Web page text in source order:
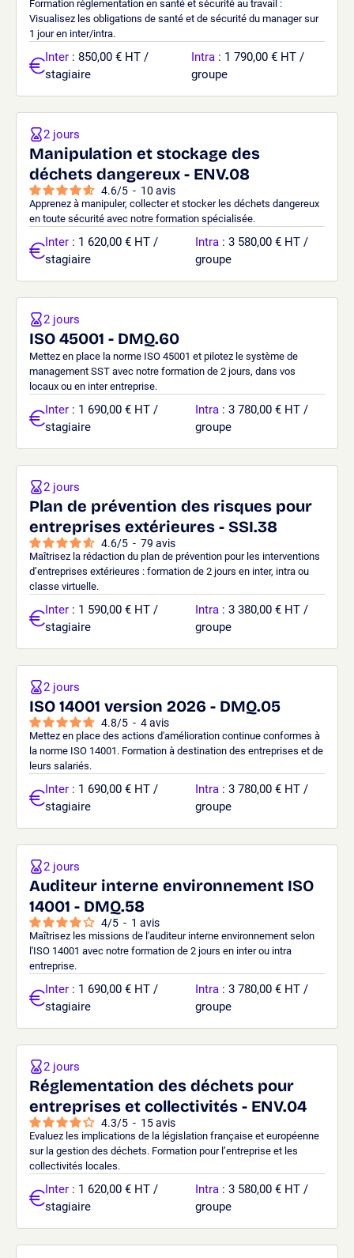
Formation réglementation en santé et sécurité au travail :
Visualisez les obligations de santé et de sécurité du manager sur
1 jour en inter/intra.
Inter : 850,00 € HT /
stagiaire
Intra : 1 790,00 € HT /
groupe
Manipulation et stockage des
déchets dangereux - ENV.08
4.6/5 - 10 avis
Apprenez à manipuler, collecter et stocker les déchets dangereux
en toute sécurité avec notre formation spécialisée.
2 jours
Inter : 1 620,00 € HT /
stagiaire
Intra : 3 580,00 € HT /
groupe
ISO 45001 - DMQ.60
Mettez en place la norme ISO 45001 et pilotez le système de
management SST avec notre formation de 2 jours, dans vos
locaux ou en inter entreprise.
2 jours
Inter : 1 690,00 € HT /
stagiaire
Intra : 3 780,00 € HT /
groupe
Plan de prévention des risques pour
entreprises extérieures - SSI.38
4.6/5 - 79 avis
Maîtrisez la rédaction du plan de prévention pour les interventions
d’entreprises extérieures : formation de 2 jours en inter, intra ou
classe virtuelle.
2 jours
Inter : 1 590,00 € HT /
stagiaire
Intra : 3 380,00 € HT /
groupe
ISO 14001 version 2026 - DMQ.05
4.8/5 - 4avis
Mettez en place des actions d'amélioration continue conformes à
la norme ISO 14001. Formation à destination des entreprises et de
leurs salariés.
2 jours
Inter : 1 690,00 € HT /
stagiaire
Intra : 3 780,00 € HT /
groupe
Auditeur interne environnement ISO
14001 - DMQ.58
4/5 - 1 avis
Maîtrisez les missions de l'auditeur interne environnement selon
l'ISO 14001 avec notre formation de 2 jours en inter ou intra
entreprise.
2 jours
Inter : 1 690,00 € HT /
stagiaire
Intra : 3 780,00 € HT /
groupe
Réglementation des déchets pour
entreprises et collectivités - ENV.04
4.3/5 - 15avis
Evaluez les implications de la législation française et européenne
sur la gestion des déchets. Formation pour l’entreprise et les
collectivités locales.
2 jours
Inter : 1 620,00 € HT /
stagiaire
Intra : 3 580,00 € HT /
groupe